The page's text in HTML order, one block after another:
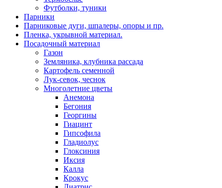
Футболки, туники
Парники
Парниковые дуги, шпалеры, опоры и пр.
Пленка, укрывной материал.
Посадочный материал
Газон
Земляника, клубника рассада
Картофель семенной
Лук-севок, чеснок
Многолетние цветы
Анемона
Бегония
Георгины
Гиацинт
Гипсофила
Гладиолус
Глоксиния
Иксия
Калла
Крокус